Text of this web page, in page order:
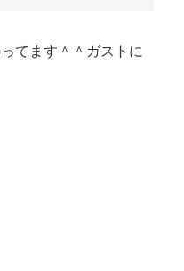
てます＾＾ガストに